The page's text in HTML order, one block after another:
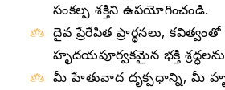
సంకల్ప శక్తిని ఉపయోగించండి.
దైవ ప్రేరేపిత ప్రార్థనలు,
హృదయపూర్వకమైన భక్తి
మీ హేతువాద దృక్పధాన్ని, మీ